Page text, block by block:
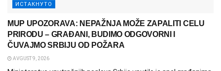
ИСТАКНУТО
MUP UPOZORAVA: NEPAŽNJA MOŽE ZAPALITI CELU
PRIRODU – GRAĐANI, BUDIMO ODGOVORNI I
ČUVAJMO SRBIJU OD POŽARA
AVGUST 9, 2026